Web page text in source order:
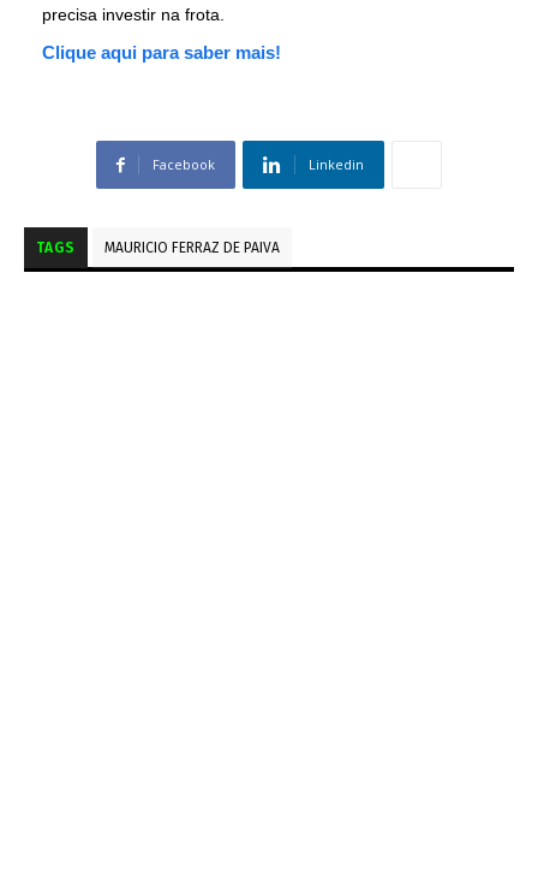
precisa investir na frota.
Clique aqui para saber mais!
Facebook Linkedin
TAGS MAURICIO FERRAZ DE PAIVA